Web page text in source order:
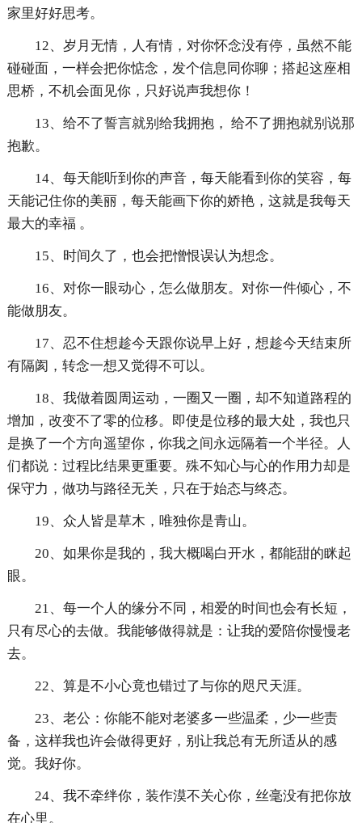
家里好好思考。
12、岁月无情，人有情，对你怀念没有停，虽然不能
碰碰面，一样会把你惦念，发个信息同你聊；搭起这座相
思桥，不机会面见你，只好说声我想你！
13、给不了誓言就别给我拥抱， 给不了拥抱就别说那
抱歉。
14、每天能听到你的声音，每天能看到你的笑容，每
天能记住你的美丽，每天能画下你的娇艳，这就是我每天
最大的幸福 。
15、时间久了，也会把憎恨误认为想念。
16、对你一眼动心，怎么做朋友。对你一件倾心，不
能做朋友。
17、忍不住想趁今天跟你说早上好，想趁今天结束所
有隔阂，转念一想又觉得不可以。
18、我做着圆周运动，一圈又一圈，却不知道路程的
增加，改变不了零的位移。即使是位移的最大处，我也只
是换了一个方向遥望你，你我之间永远隔着一个半径。人
们都说：过程比结果更重要。殊不知心与心的作用力却是
保守力，做功与路径无关，只在于始态与终态。
19、众人皆是草木，唯独你是青山。
20、如果你是我的，我大概喝白开水，都能甜的眯起
眼。
21、每一个人的缘分不同，相爱的时间也会有长短，
只有尽心的去做。我能够做得就是：让我的爱陪你慢慢老
去。
22、算是不小心竟也错过了与你的咫尺天涯。
23、老公：你能不能对老婆多一些温柔，少一些责
备，这样我也许会做得更好，别让我总有无所适从的感
觉。我好你。
24、我不牵绊你，装作漠不关心你，丝毫没有把你放
在心里。